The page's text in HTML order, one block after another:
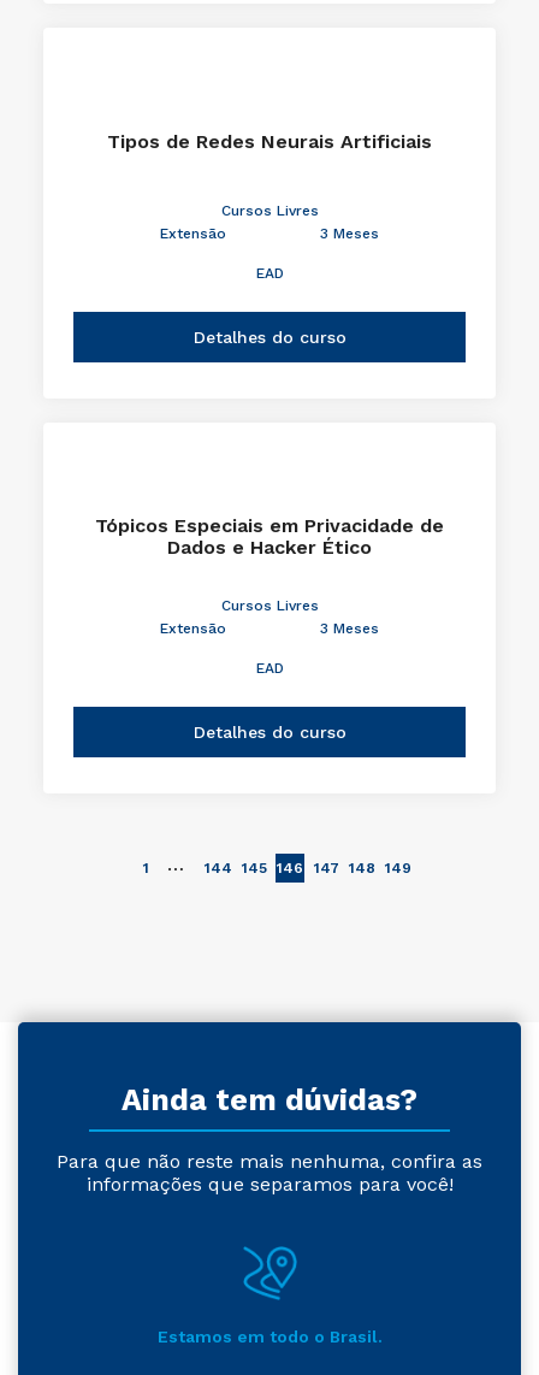
Tipos de Redes Neurais Artificiais
Cursos Livres
Extensão
3 Meses
EAD
Detalhes do curso
Tópicos Especiais em Privacidade de
Dados e Hacker Ético
Cursos Livres
Extensão
3 Meses
EAD
Detalhes do curso
1 … 144 145 146 147 148 149
Ainda tem dúvidas?
Para que não reste mais nenhuma, confira as
informações que separamos para você!
Estamos em todo o Brasil.